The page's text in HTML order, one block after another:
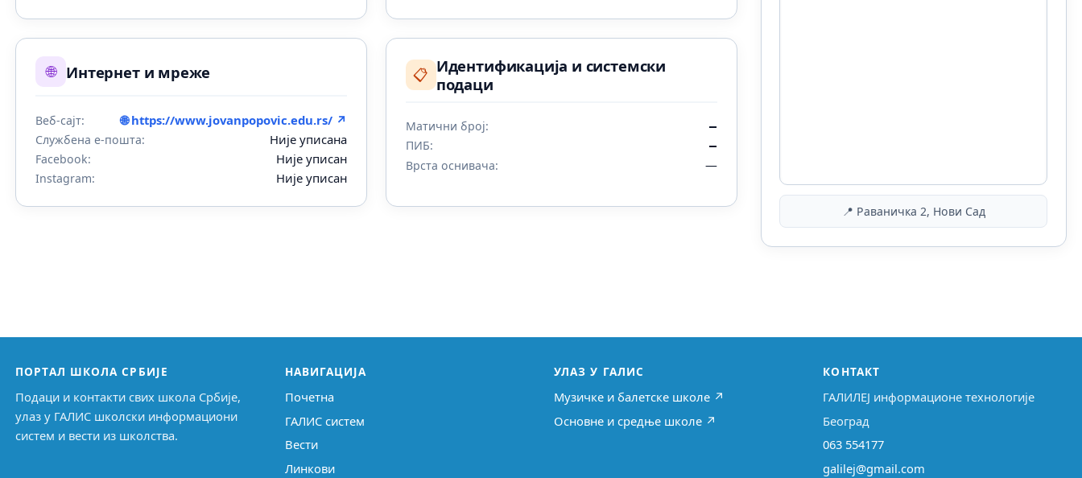
🌐 Интернет и мреже
Веб-сајт: 🌐 https://www.jovanpopovic.edu.rs/ ↗
Службена е-пошта: Није уписана
Facebook: Није уписан
Instagram: Није уписан
📋 Идентификација и системски
подаци
Матични број: —
ПИБ: —
Врста оснивача: —
📍 Раваничка 2, Нови Сад
ПОРТАЛ ШКОЛА СРБИЈЕ
Подаци и контакти свих школа Србије,
улаз у ГАЛИС школски информациони
систем и вести из школства.
НАВИГАЦИЈА
Почетна
ГАЛИС систем
Вести
Линкови
УЛАЗ У ГАЛИС
Музичке и балетске школе ↗
Основне и средње школе ↗
КОНТАКТ
ГАЛИЛЕЈ информационе технологије
Београд
063 554177
galilej@gmail.com